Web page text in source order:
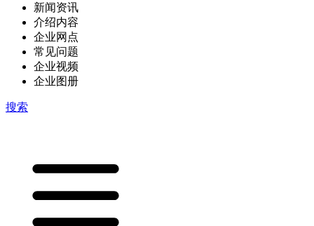
新闻资讯
介绍内容
企业网点
常见问题
企业视频
企业图册
搜索